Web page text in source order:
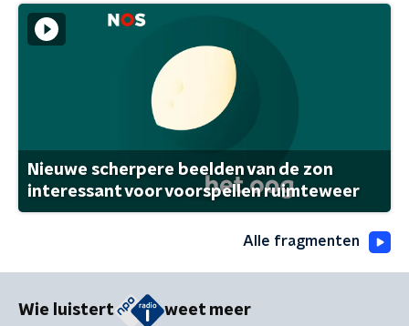
Nieuwe scherpere beelden van de zon
interessant voor voorspellen ruimteweer
Alle fragmenten
Wie luistert weet meer